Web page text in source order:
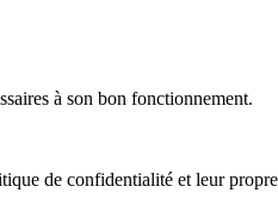
à son bon fonctionnement.
de confidentialité et leur